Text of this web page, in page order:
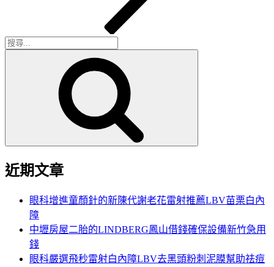
搜
近期文章
眼科增進童顏針的新陳代謝老花雷射推薦LBV苗栗白內
障
中壢房屋二胎的LINDBERG鳳山借錢確保設備新竹急用
錢
眼科嚴選飛秒雷射白內障LBV去黑頭粉刺泥膜幫助祛痘